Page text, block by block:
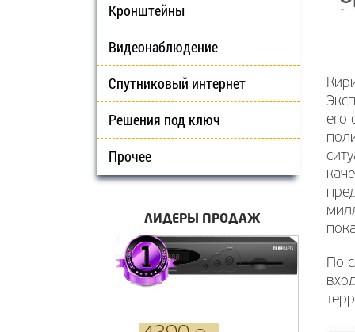
Кронштейны
Видеонаблюдение
Спутниковый интернет
Решения под ключ
Прочее
ЛИДЕРЫ ПРОДАЖ
его
По